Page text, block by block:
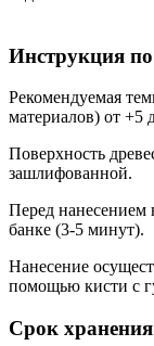
Инструкция
Рекомендуемая
материалов) от +5
Поверхность
зашлифованной.
Перед нанесением
банке (3-5 минут).
Нанесение
помощью кисти с
Срок хранения